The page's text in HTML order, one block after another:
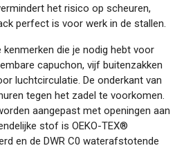
het risico op scheuren,
perfect is voor werk in de stallen.
die je nodig hebt voor
capuchon, vijf buitenzakken
luchtcirculatie. De onderkant van
tegen het zadel te voorkomen.
aangepast met openingen aan
stof is OEKO-TEX®
en de DWR C0 waterafstotende